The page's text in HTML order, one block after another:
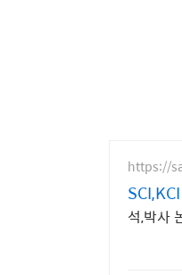
https://
석,박사